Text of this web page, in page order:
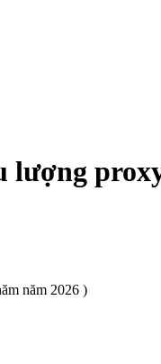
lượng
năm 2026 )